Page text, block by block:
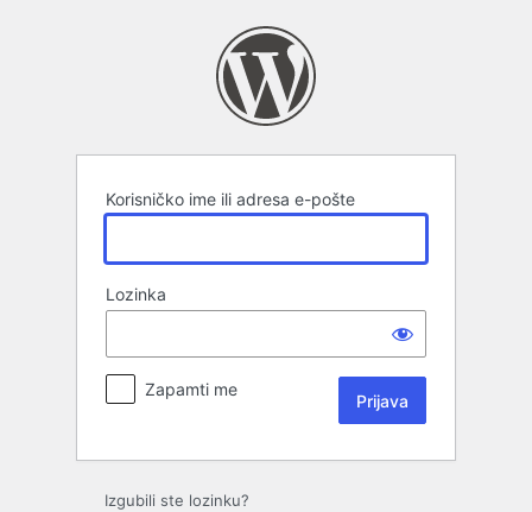
Korisničko ime ili adresa e-pošte
Lozinka
Zapamti me
Izgubili ste lozinku?